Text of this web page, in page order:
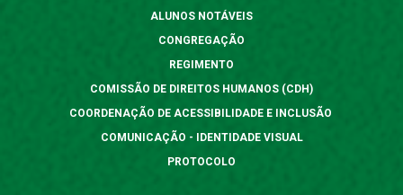
ALUNOS NOTÁVEIS
CONGREGAÇÃO
REGIMENTO
COMISSÃO DE DIREITOS HUMANOS (CDH)
COORDENAÇÃO DE ACESSIBILIDADE E INCLUSÃO
COMUNICAÇÃO - IDENTIDADE VISUAL
PROTOCOLO